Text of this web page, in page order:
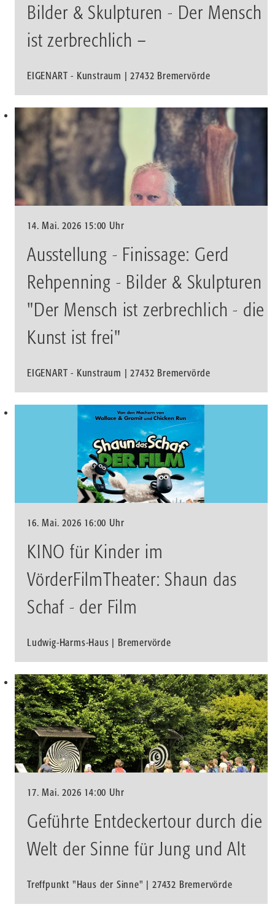
Bilder & Skulpturen - Der Mensch
ist zerbrechlich –
EIGENART - Kunstraum | 27432 Bremervörde
14. Mai. 2026 15:00 Uhr
Ausstellung - Finissage: Gerd
Rehpenning - Bilder & Skulpturen
"Der Mensch ist zerbrechlich - die
Kunst ist frei"
EIGENART - Kunstraum | 27432 Bremervörde
16. Mai. 2026 16:00 Uhr
KINO für Kinder im
VörderFilmTheater: Shaun das
Schaf - der Film
Ludwig-Harms-Haus | Bremervörde
17. Mai. 2026 14:00 Uhr
Geführte Entdeckertour durch die
Welt der Sinne für Jung und Alt
Treffpunkt "Haus der Sinne" | 27432 Bremervörde